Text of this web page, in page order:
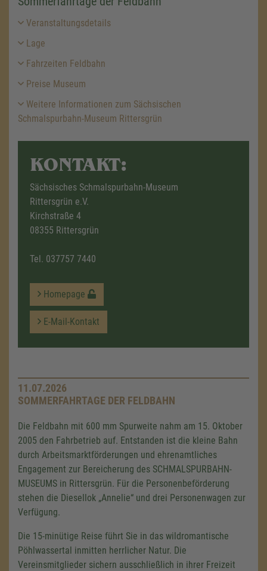
Veranstaltungsdetails
Lage
Fahrzeiten Feldbahn
Preise Museum
Weitere Informationen zum Sächsischen
Schmalspurbahn-Museum Rittersgrün
KONTAKT:
Sächsisches Schmalspurbahn-Museum
Rittersgrün e.V.
Kirchstraße 4
08355 Rittersgrün
Tel. 037757 7440
Homepage
E-Mail-Kontakt
11.07.2026
SOMMERFAHRTAGE DER FELDBAHN
Die Feldbahn mit 600 mm Spurweite nahm am 15. Oktober
2005 den Fahrbetrieb auf. Entstanden ist die kleine Bahn
durch Arbeitsmarktförderungen und ehrenamtliches
Engagement zur Bereicherung des SCHMALSPURBAHN-
MUSEUMS in Rittersgrün. Für die Personenbeförderung
stehen die Diesellok „Annelie“ und drei Personenwagen zur
Verfügung.
Die 15-minütige Reise führt Sie in das wildromantische
Pöhlwassertal inmitten herrlicher Natur. Die
Vereinsmitglieder sichern ausschließlich in ihrer Freizeit